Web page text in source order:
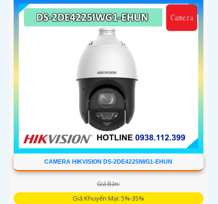
CAMERA HIKVISION DS-2DE4225IWG1-EHUN
Giá Bán:
Giá Khuyến Mại: 5%-35%